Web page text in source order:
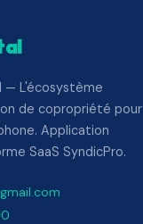
— L'écosystème
de copropriété pour
Application
SaaS SyndicPro.